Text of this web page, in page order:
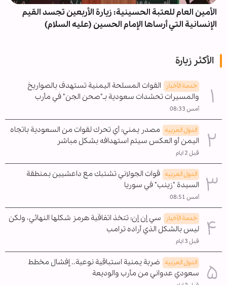
الأمين العام للعتبة الحسينية: زيارة الأربعين تجسد القيم
الإنسانية التي أرساها الإمام الحسين (عليه السلام)
الأكثر زيارة
خدمة الأخبار
القوات المسلحة اليمنية تستهدف بالصواريخ
والمسيرات تحشدات سعودية بـ"صحن الجن" في مأرب
أمس 08:33
الدول العربیه مصدر يمني: أي تحرك لقوات من السعودية باتجاه
اليمن أو العكس سيتم استهدافه بشكل مباشر
قبل 2 ايام
الدول العربیه قوات الجولاني تشتبك مع داعشيين بمنطقة
السيدة "زينب" في سوريا
أمس 08:51
خدمة الأخبار
سي إن إن: تتخذ اتفاقية هرمز شكلها النهائي، ولكن
ليس بالشكل الذي أراده ترامب
قبل 3 ايام
الدول العربیه ضربة يمنية استباقية نوعية.. إفشال مخطط
سعودي عدواني من مأرب والوديعة